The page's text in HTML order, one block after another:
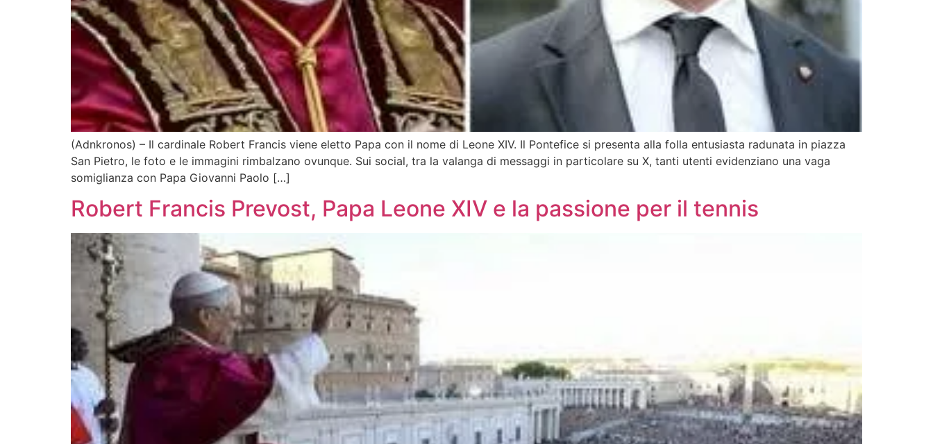
(Adnkronos) – Il cardinale Robert Francis viene eletto Papa con il nome di Leone XIV. Il Pontefice si presenta alla folla entusiasta radunata in piazza
San Pietro, le foto e le immagini rimbalzano ovunque. Sui social, tra la valanga di messaggi in particolare su X, tanti utenti evidenziano una vaga
somiglianza con Papa Giovanni Paolo […]
Robert Francis Prevost, Papa Leone XIV e la passione per il tennis